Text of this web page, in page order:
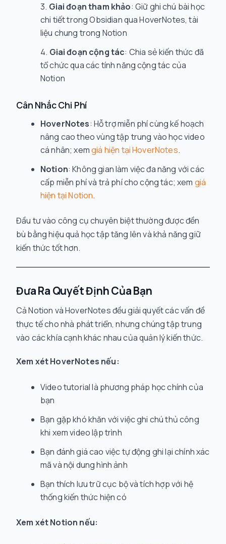
Giai đoạn tham khảo: Giữ ghi chú bài học
chi tiết trong Obsidian qua HoverNotes, tài
liệu chung trong Notion
Giai đoạn cộng tác: Chia sẻ kiến thức đã
tổ chức qua các tính năng cộng tác của
Notion
Cân Nhắc Chi Phí
HoverNotes: Hỗ trợ miễn phí cùng kế hoạch
nâng cao theo vùng tập trung vào học video
cá nhân; xemgiá hiện tại HoverNotes.
Notion: Không gian làm việc đa năng với các
cấp miễn phí và trả phí cho cộng tác; xem giá
hiện tại Notion.
Đầu tư vào công cụ chuyên biệt thường được đền
bù bằng hiệu quả học tập tăng lên và khả năng giữ
kiến thức tốt hơn.
Đưa Ra Quyết Định Của Bạn
Cả Notion và HoverNotes đều giải quyết các vấn đề
thực tế cho nhà phát triển, nhưng chúng tập trung
vào các khía cạnh khác nhau của quản lý kiến thức.
Xem xét HoverNotes nếu:
Video tutorial là phương pháp học chính của
bạn
Bạn gặp khó khăn với việc ghi chú thủ công
khi xem video lập trình
Bạn đánh giá cao việc tự động ghi lại chính xác
mã và nội dung hình ảnh
Bạn thích lưu trữ cục bộ và tích hợp với hệ
thống kiến thức hiện có
Xem xét Notion nếu: